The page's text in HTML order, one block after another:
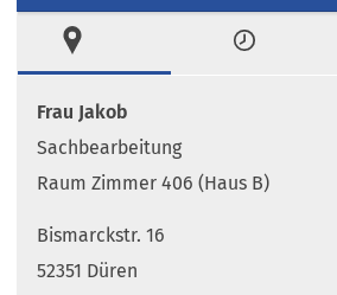
Zeiten
Frau Jakob
Sachbearbeitung
Raum Zimmer 406 (Haus B)
Bismarckstr. 16
52351 Düren